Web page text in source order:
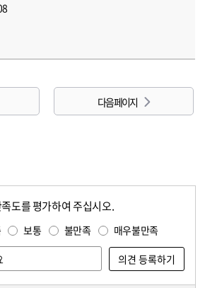
다음 페이지
도를 평가하여 주십시오.
보통 불만족 매우불만족